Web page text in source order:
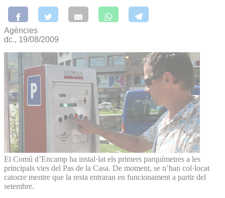
Agències
dc., 19/08/2009
El Comú d’Encamp ha instal·lat els primers parquímetres a les
principals vies del Pas de la Casa. De moment, se n’han col·locat
catorze mentre que la resta entraran en funcionament a partir del
setembre.